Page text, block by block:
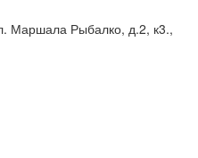
Маршала Рыбалко, д.2, к3.,